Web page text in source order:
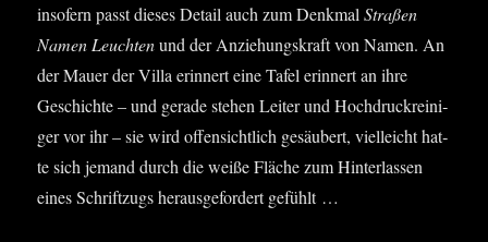
inso­fern passt die­ses Detail auch zum Denk­malStra­ßen
Namen Leuch­tenund der Anzie­hungs­kraft von Namen. An
der Mau­er der Vil­la erin­nert eine Tafel erin­nert an ihre
Geschich­te – und gera­de ste­hen Lei­ter und Hoch­druck­rei­ni­
ger vor ihr – sie wird offen­sicht­lich gesäu­bert, viel­leicht hat­
te sich jemand durch die wei­ße Flä­che zum Hin­ter­las­sen
eines Schrift­zugs her­aus­ge­for­dert gefühlt …